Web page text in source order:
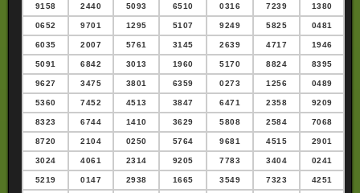
9158 2440 5093 6510 0316 7239 1380
0652 9701 1295 5107 9249 5825 0481
6035 2007 5761 3145 2639 4717 1946
5091 6842 3013 1960 5170 8824 8395
9627 3475 3801 6359 0273 1256 0489
5360 7452 4513 3847 6471 2358 9209
8323 6744 1410 3629 5808 2584 7068
8720 2104 0250 5764 9681 4515 2901
3024 4061 2314 9205 7783 3404 0241
5219 0147 2938 1665 3549 7323 4251